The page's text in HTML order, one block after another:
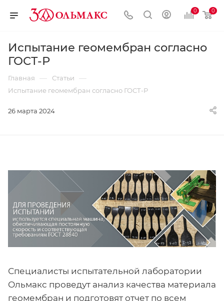
0 0
Испытание геомембран согласно
ГОСТ-Р
Главная — Статьи —
Испытание геомембран согласно ГОСТ-Р
26 марта 2024
Специалисты испытательной лаборатории
Ольмакс проведут анализ качества материала
геомембран и подготовят отчет по всем